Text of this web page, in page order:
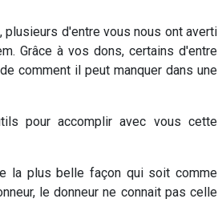
plusieurs d'entre vous nous ont averti
Grâce à vos dons, certains d'entre
comment il peut manquer dans une
pour accomplir avec vous cette
la plus belle façon qui soit comme
le donneur ne connait pas celle